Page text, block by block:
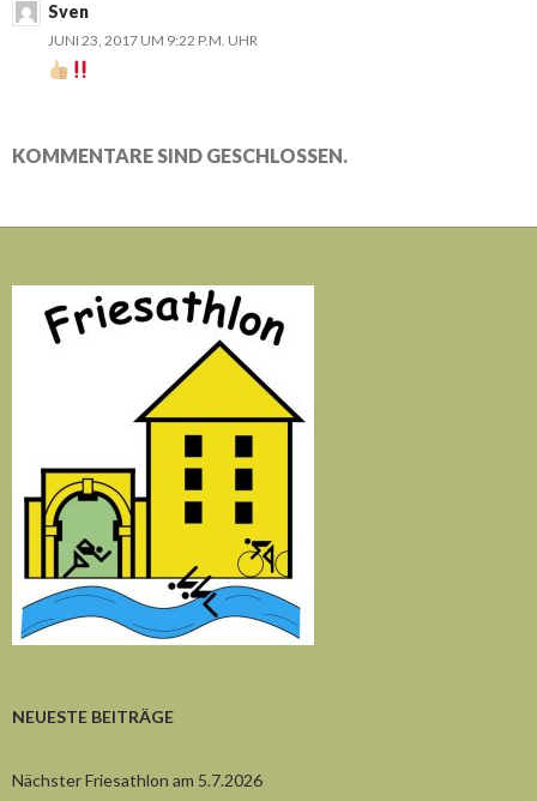
Sven
JUNI 23, 2017 UM 9:22 P.M. UHR
KOMMENTARE SIND GESCHLOSSEN.
NEUESTE BEITRÄGE
Nächster Friesathlon am 5.7.2026